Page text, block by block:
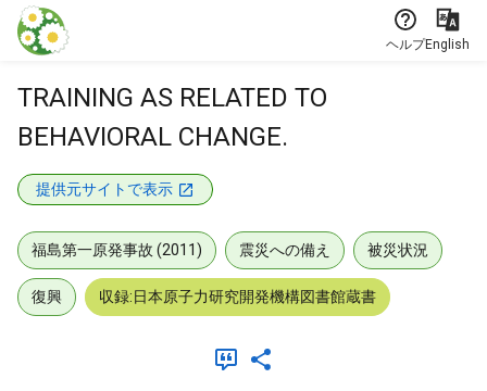
本文に飛ぶ
ヘルプEnglish
TRAINING AS RELATED TO
BEHAVIORAL CHANGE.
提供元サイトで表示
福島第一原発事故 (2011) 震災への備え 被災状況
復興 収録:日本原子力研究開発機構図書館蔵書